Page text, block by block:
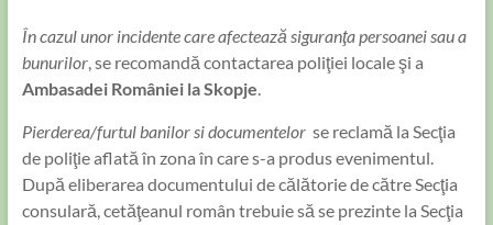
În cazul unor incidente care afectează siguranţa persoanei sau a
bunurilor, se recomandă contactarea poliţiei locale şi a
Ambasadei României la Skopje.
Pierderea/furtul banilor si documentelorse reclamă la Secţia
de poliţie aflată în zona în care s-a produs evenimentul.
După eliberarea documentului de călătorie de către Secţia
consulară, cetăţeanul român trebuie să se prezinte la Secţia